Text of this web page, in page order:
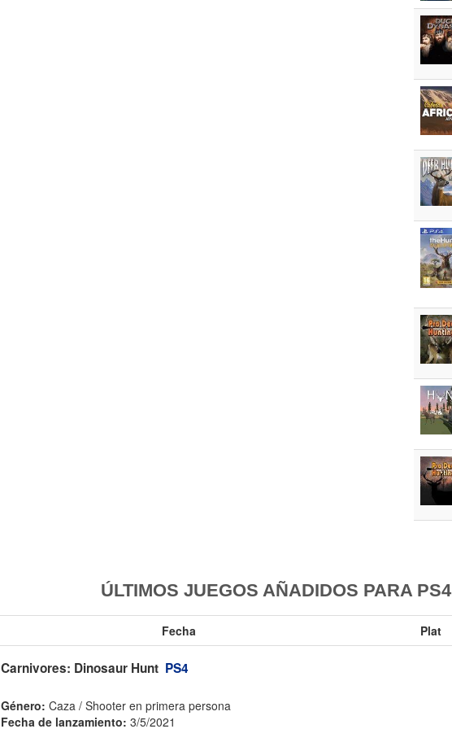
ÚLTIMOS JUEGOS AÑADIDOS PARA PS4
Fecha Plat
Carnivores: Dinosaur Hunt PS4
Género: Caza / Shooter en primera persona
Fecha de lanzamiento: 3/5/2021